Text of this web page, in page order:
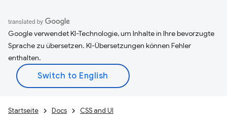
Google verwendet KI-Technologie, um Inhalte in Ihre bevorzugte
Sprache zu übersetzen. KI-Übersetzungen können Fehler
enthalten.
Startseite Docs CSS and UI